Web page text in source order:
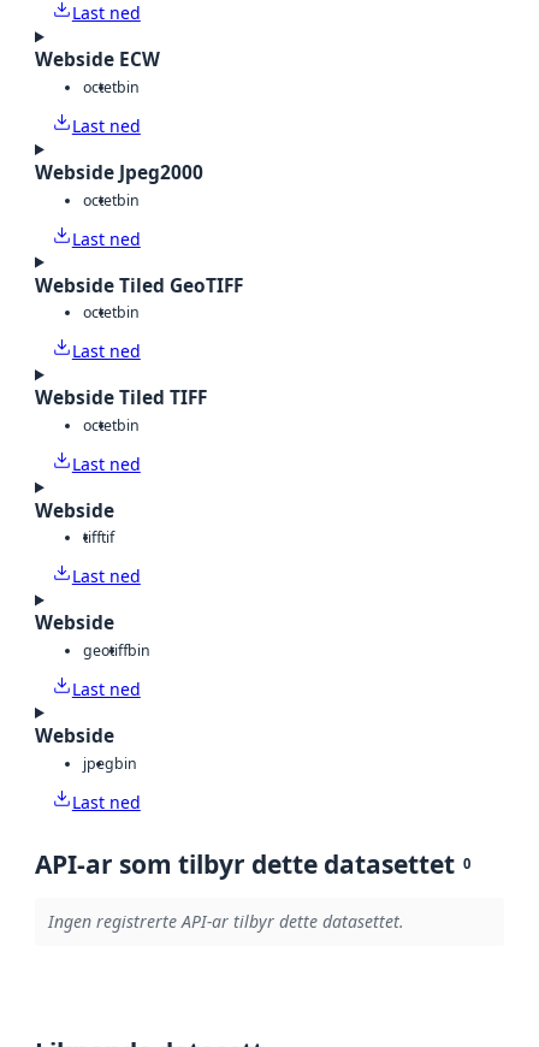
Last ned
Webside ECW
octetbin
Last ned
Webside Jpeg2000
octetbin
Last ned
Webside Tiled GeoTIFF
octetbin
Last ned
Webside Tiled TIFF
octetbin
Last ned
Webside
tifftif
Last ned
Webside
geotiffbin
Last ned
Webside
jpegbin
Last ned
API-ar som tilbyr dette datasettet 0
Ingen registrerte API-ar tilbyr dette datasettet.